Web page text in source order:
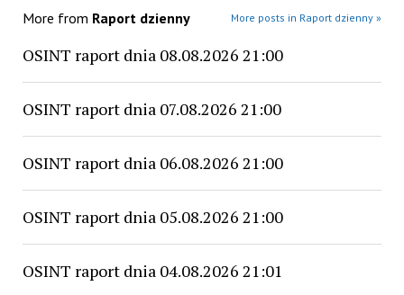
More from Raport dzienny More posts in Raport dzienny »
OSINT raport dnia 08.08.2026 21:00
OSINT raport dnia 07.08.2026 21:00
OSINT raport dnia 06.08.2026 21:00
OSINT raport dnia 05.08.2026 21:00
OSINT raport dnia 04.08.2026 21:01